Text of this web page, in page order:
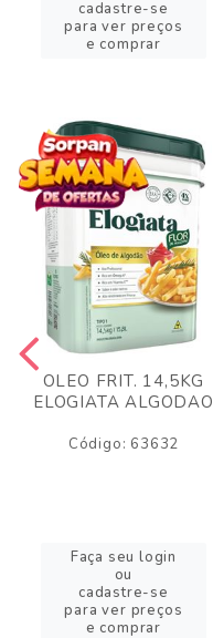
cadastre-se
para ver preços
e comprar
OLEO FRIT. 14,5KG
ELOGIATA ALGODAO
Código: 63632
Faça seu login
ou
cadastre-se
para ver preços
e comprar